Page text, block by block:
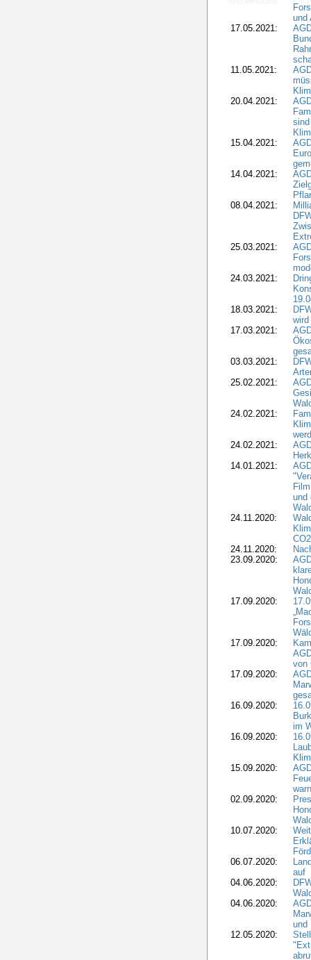
und
17.05.2021:
11.05.2021:
20.04.2021:
15.04.2021:
14.04.2021:
08.04.2021:
25.03.2021:
24.03.2021:
18.03.2021:
17.03.2021:
03.03.2021:
25.02.2021:
24.02.2021:
24.02.2021:
14.01.2021:
und
24.11.2020:
24.11.2020:
23.09.2020:
17.09.2020:
17.09.2020:
von
17.09.2020:
16.09.2020:
im
16.09.2020:
15.09.2020:
02.09.2020:
10.07.2020:
06.07.2020:
auf
04.06.2020:
04.06.2020:
und
12.05.2020: